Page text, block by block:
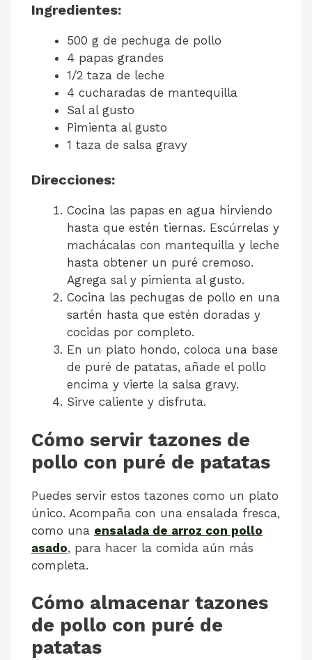
Ingredientes:
500 g de pechuga de pollo
4 papas grandes
1/2 taza de leche
4 cucharadas de mantequilla
Sal al gusto
Pimienta al gusto
1 taza de salsa gravy
Direcciones:
Cocina las papas en agua hirviendo
hasta que estén tiernas. Escúrrelas y
machácalas con mantequilla y leche
hasta obtener un puré cremoso.
Agrega sal y pimienta al gusto.
Cocina las pechugas de pollo en una
sartén hasta que estén doradas y
cocidas por completo.
En un plato hondo, coloca una base
de puré de patatas, añade el pollo
encima y vierte la salsa gravy.
Sirve caliente y disfruta.
Cómo servir tazones de
pollo con puré de patatas
Puedes servir estos tazones como un plato
único. Acompaña con una ensalada fresca,
como una ensalada de arroz con pollo
asado, para hacer la comida aún más
completa.
Cómo almacenar tazones
de pollo con puré de
patatas